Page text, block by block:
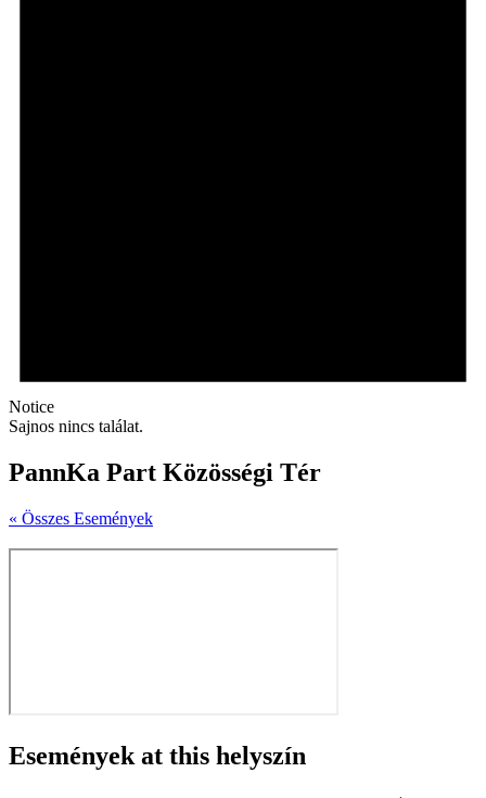
Notice
Sajnos nincs találat.
PannKa Part Közösségi Tér
« Összes Események
Események at this helyszín